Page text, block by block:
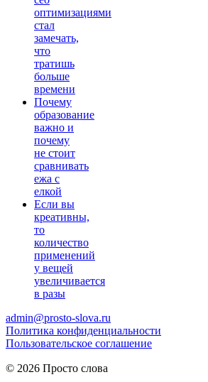
оптимизациями
стал
замечать,
что
тратишь
больше
времени
Почему
образование
важно и
почему
не стоит
сравнивать
ежа с
елкой
Если вы
креативны,
то
количество
применений
у вещей
увеличивается
в разы
admin@prosto-slova.ru
Политика конфиденциальности
Пользовательское соглашение
© 2026 Просто слова